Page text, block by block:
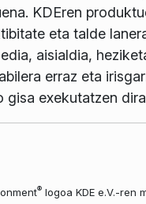
KDEren
eta talde
aisialdia,
erraz eta
gisa exekutatzen
®logoa KDE e.V.-ren